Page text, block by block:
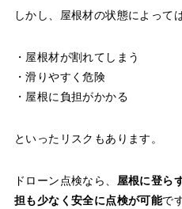
しかし、屋根材の状態によっては
・屋根材が割れてしまう
・滑りやすく危険
・屋根に負担がかかる
といったリスクもあります。
ドローン点検なら、 屋根に登ら
担も少なく安全に点検が可能で